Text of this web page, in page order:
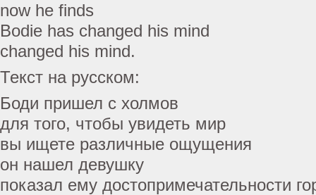
now he finds
Bodie has changed his mind
changed his mind.
Текст на русском:
Боди пришел с холмов
для того, чтобы увидеть мир
вы ищете различные ощущения
он нашел девушку
показал ему достопримечательности